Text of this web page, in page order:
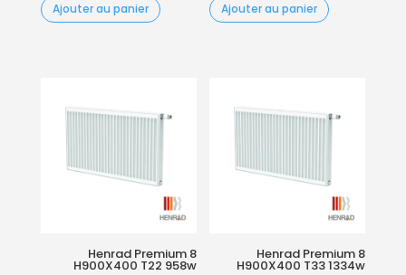
Ajouter au panier Ajouter au panier
Henrad Premium 8
H900X400 T22 958w
Henrad Premium 8
H900X400 T33 1334w